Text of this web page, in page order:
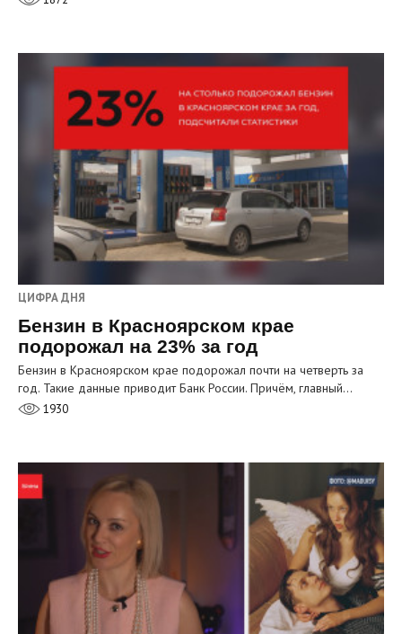
ЦИФРА ДНЯ
Бензин в Красноярском крае
подорожал на 23% за год
Бензин в Красноярском крае подорожал почти на четверть за
год. Такие данные приводит Банк России. Причём, главный…
1930